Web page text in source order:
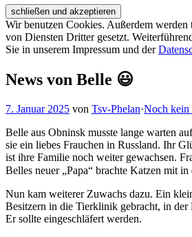
Wir benutzen Cookies. Außerdem werden
von Diensten Dritter gesetzt.
Sie in unserem Impressum und der
News von Belle 😃
7. Januar 2025 von Tsv-Phelan·Noch kein
Belle aus Obninsk musste lange warten
sie ein liebes Frauchen in Russland. Ihr
ist ihre Familie noch weiter gewachsen.
Belles neuer „Papa“ brachte Katzen mit
Nun kam weiterer Zuwachs dazu. Ein
Besitzern in die Tierklinik gebracht, in der
Er sollte eingeschläfert werden.